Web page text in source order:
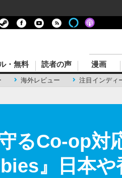
海外レビュー 注目インディ
・無料 読者の声 漫画
るCo-op対
』日本や